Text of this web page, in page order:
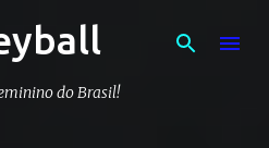
conteúdo principal
do Brasil!